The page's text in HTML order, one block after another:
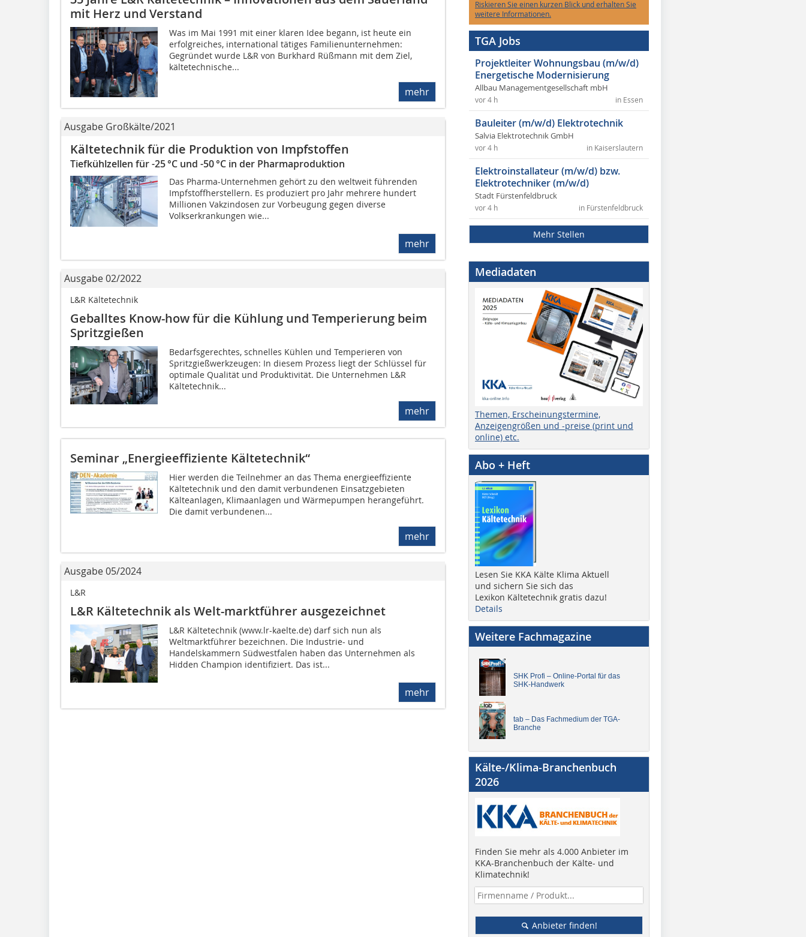
mit Herz und Verstand
Was im Mai 1991 mit einer klaren Idee begann, ist heute ein
erfolgreiches, international tätiges Familienunternehmen:
Gegründet wurde L&R von Burkhard Rüßmann mit dem Ziel,
kältetechnische...
mehr
Ausgabe Großkälte/2021
Kältetechnik für die Produktion von Impfstoffen
Tiefkühlzellen für -25 °C und -50 °C in der Pharmaproduktion
Das Pharma-Unternehmen gehört zu den weltweit führenden
Impfstoffherstellern. Es produziert pro Jahr mehrere hundert
Millionen Vakzindosen zur Vorbeugung gegen diverse
Volkserkrankungen wie...
mehr
Ausgabe 02/2022
L&R Kältetechnik
Geballtes Know-how für die Kühlung und Temperierung beim
Spritzgießen
Bedarfsgerechtes, schnelles Kühlen und Temperieren von
Spritzgießwerkzeugen: In diesem Prozess liegt der Schlüssel für
optimale Qualität und Produktivität. Die Unternehmen L&R
Kältetechnik...
mehr
Seminar „Energieeffiziente Kältetechnik“
Hier werden die Teilnehmer an das Thema energieeffiziente
Kältetechnik und den damit verbundenen Einsatzgebieten
Kälteanlagen, Klimaanlagen und Wärmepumpen herangeführt.
Die damit verbundenen...
mehr
Ausgabe 05/2024
L&R
L&R Kältetechnik als Welt-marktführer ausgezeichnet
L&R Kältetechnik (www.lr-kaelte.de) darf sich nun als
Weltmarktführer bezeichnen. Die Industrie- und
Handelskammern Südwestfalen haben das Unternehmen als
Hidden Champion identifiziert. Das ist...
mehr
Riskieren Sie einen kurzen Blick und erhalten Sie
weitere Informationen.
TGA Jobs
Projektleiter Wohnungsbau (m/w/d)
Energetische Modernisierung
Allbau Managementgesellschaft mbH
in Essen
vor 4 h
Bauleiter (m/w/d) Elektrotechnik
Salvia Elektrotechnik GmbH
in Kaiserslautern
vor 4 h
Elektroinstallateur (m/w/d) bzw.
Elektrotechniker (m/w/d)
Stadt Fürstenfeldbruck
in Fürstenfeldbruck
vor 4 h
Mehr Stellen
Mediadaten
Themen, Erscheinungstermine,
Anzeigengrößen und -preise (print und
online) etc.
Abo + Heft
Lesen Sie KKA Kälte Klima Aktuell
und sichern Sie sich das
Lexikon Kältetechnik gratis dazu!
Details
Weitere Fachmagazine
SHK Profi – Online-Portal für das
SHK-Handwerk
tab – Das Fachmedium der TGA-
Branche
Kälte-/Klima-Branchenbuch
2026
Finden Sie mehr als 4.000 Anbieter im
KKA-Branchenbuch der Kälte- und
Klimatechnik!
Anbieter finden!